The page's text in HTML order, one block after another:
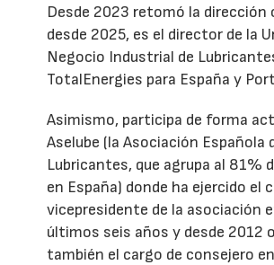
Desde 2023 retomó la dirección
desde 2025, es el director de la
Negocio Industrial de
TotalEnergies para España y
Asimismo, participa de forma
Aselube (la Asociación Española
Lubricantes, que agrupa al 81%
en España) donde ha ejercido el
vicepresidente de la asociación
últimos seis años y desde 2012
también el cargo de consejero